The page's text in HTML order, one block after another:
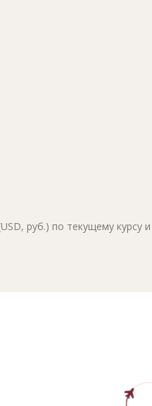
руб.) по текущему курсу